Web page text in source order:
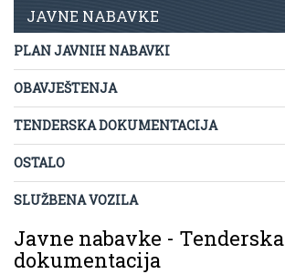
JAVNE NABAVKE
PLAN JAVNIH NABAVKI
OBAVJEŠTENJA
TENDERSKA DOKUMENTACIJA
OSTALO
SLUŽBENA VOZILA
Javne nabavke - Tenderska
dokumentacija